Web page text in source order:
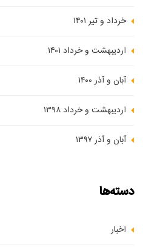
خرداد و تیر ۱۴۰۱
اردیبهشت و خرداد ۱۴۰۱
آبان و آذر ۱۴۰۰
اردیبهشت و خرداد ۱۳۹۸
آبان و آذر ۱۳۹۷
دسته‌ها
اخبار